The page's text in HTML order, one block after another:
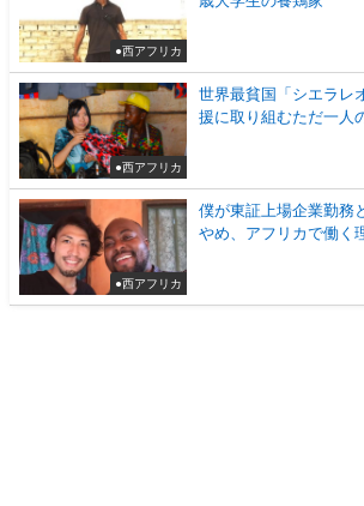
●西アフリカ
●西アフリカ
世界最貧国「シエラレ
援に取り組むただ一人
●西アフリカ
僕が東証上場企業勤務
やめ、アフリカで働く